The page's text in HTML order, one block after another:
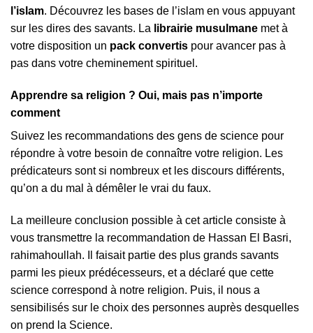
l’islam. Découvrez les bases de l’islam en vous appuyant
sur les dires des savants. La librairie musulmane met à
votre disposition un pack convertis pour avancer pas à
pas dans votre cheminement spirituel.
Apprendre sa religion ? Oui, mais pas n’importe
comment
Suivez les recommandations des gens de science pour
répondre à votre besoin de connaître votre religion. Les
prédicateurs sont si nombreux et les discours différents,
qu’on a du mal à démêler le vrai du faux.
La meilleure conclusion possible à cet article consiste à
vous transmettre la recommandation de Hassan El Basri,
rahimahoullah. Il faisait partie des plus grands savants
parmi les pieux prédécesseurs, et a déclaré que cette
science correspond à notre religion. Puis, il nous a
sensibilisés sur le choix des personnes auprès desquelles
on prend la Science.